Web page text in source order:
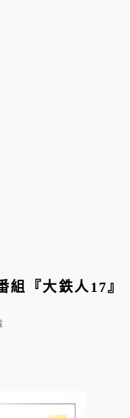
組『大鉄人17』